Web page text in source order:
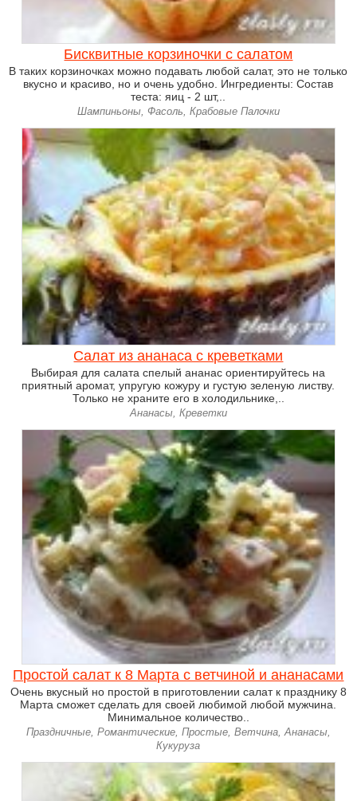
Бисквитные корзиночки с салатом
В таких корзиночках можно подавать любой салат, это не только
вкусно и красиво, но и очень удобно. Ингредиенты: Состав
теста: яиц - 2 шт,..
Шампиньоны, Фасоль, Крабовые Палочки
Салат из ананаса с креветками
Выбирая для салата спелый ананас ориентируйтесь на
приятный аромат, упругую кожуру и густую зеленую листву.
Только не храните его в холодильнике,..
Ананасы, Креветки
Простой салат к 8 Марта с ветчиной и ананасами
Очень вкусный но простой в приготовлении салат к празднику 8
Марта сможет сделать для своей любимой любой мужчина.
Минимальное количество..
Праздничные, Романтические, Простые, Ветчина, Ананасы,
Кукуруза